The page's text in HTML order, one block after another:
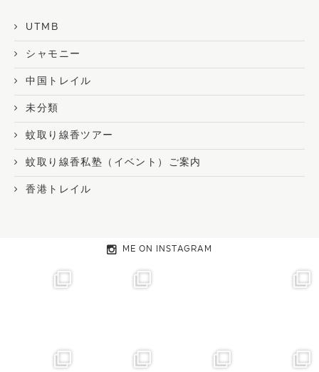
UTMB
シャモニー
中国トレイル
未分類
蚊取り線香ツアー
蚊取り線香私塾（イベント）ご案内
香港トレイル
ME ON INSTAGRAM